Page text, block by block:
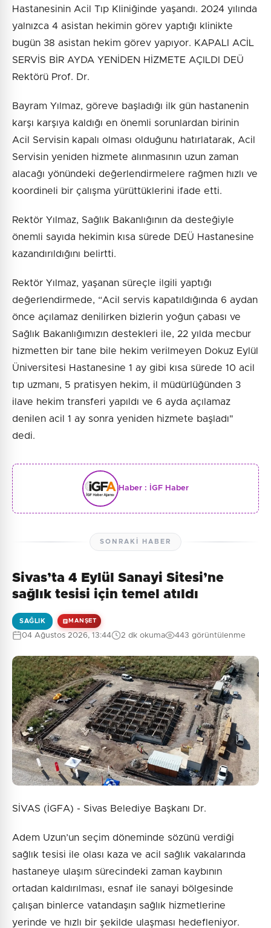
Hastanesinin Acil Tıp Kliniğinde yaşandı. 2024 yılında
yalnızca 4 asistan hekimin görev yaptığı klinikte
bugün 38 asistan hekim görev yapıyor. KAPALI ACİL
SERVİS BİR AYDA YENİDEN HİZMETE AÇILDI DEÜ
Rektörü Prof. Dr.
Bayram Yılmaz, göreve başladığı ilk gün hastanenin
karşı karşıya kaldığı en önemli sorunlardan birinin
Acil Servisin kapalı olması olduğunu hatırlatarak, Acil
Servisin yeniden hizmete alınmasının uzun zaman
alacağı yönündeki değerlendirmelere rağmen hızlı ve
koordineli bir çalışma yürüttüklerini ifade etti.
Rektör Yılmaz, Sağlık Bakanlığının da desteğiyle
önemli sayıda hekimin kısa sürede DEÜ Hastanesine
kazandırıldığını belirtti.
Rektör Yılmaz, yaşanan süreçle ilgili yaptığı
değerlendirmede, “Acil servis kapatıldığında 6 aydan
önce açılamaz denilirken bizlerin yoğun çabası ve
Sağlık Bakanlığımızın destekleri ile, 22 yılda mecbur
hizmetten bir tane bile hekim verilmeyen Dokuz Eylül
Üniversitesi Hastanesine 1 ay gibi kısa sürede 10 acil
tıp uzmanı, 5 pratisyen hekim, il müdürlüğünden 3
ilave hekim transferi yapıldı ve 6 ayda açılamaz
denilen acil 1 ay sonra yeniden hizmete başladı"
dedi.
Haber : İGF Haber
SONRAKI HABER
Sivas’ta 4 Eylül Sanayi Sitesi’ne
sağlık tesisi için temel atıldı
SAĞLIK MANŞET
04 Ağustos 2026, 13:44 2 dk okuma 443 görüntülenme
SİVAS (İGFA) - Sivas Belediye Başkanı Dr.
Adem Uzun’un seçim döneminde sözünü verdiği
sağlık tesisi ile olası kaza ve acil sağlık vakalarında
hastaneye ulaşım sürecindeki zaman kaybının
ortadan kaldırılması, esnaf ile sanayi bölgesinde
çalışan binlerce vatandaşın sağlık hizmetlerine
yerinde ve hızlı bir şekilde ulaşması hedefleniyor.